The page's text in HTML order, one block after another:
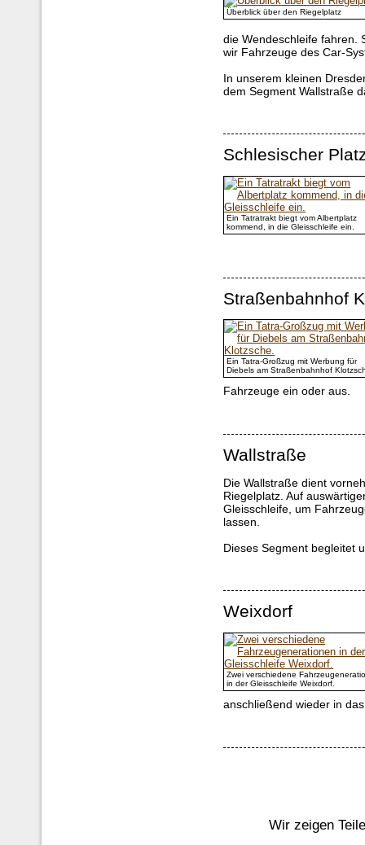
Überblick über den Riegelplatz
die Wendeschleife fahren.
wir Fahrzeuge des Car-
In unserem kleinen
dem Segment Wallstraße
Schlesischer
Ein Tatratrakt biegt vom Albertplatz
kommend, in die Gleisschleife ein.
Straßenbahnhof
Ein Tatra-Großzug mit Werbung für
Diebels am Straßenbahnhof
Fahrzeuge ein oder aus.
Wallstraße
Die Wallstraße dient
Riegelplatz. Auf
Gleisschleife, um
lassen.
Dieses Segment begleitet
Weixdorf
Zwei verschiedene
in der Gleisschleife Weixdorf.
anschließend wieder in
Wir zeigen